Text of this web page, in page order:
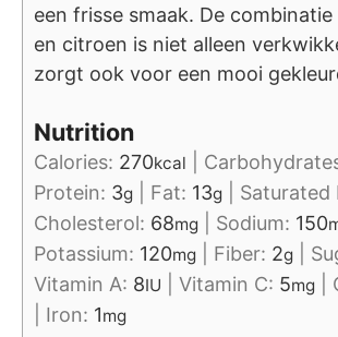
een frisse smaak. De combinatie
en citroen is niet alleen
zorgt ook voor een mooi
Nutrition
Calories: 270kcal
Protein: 3g Fat: 13g Saturated
Cholesterol: 68mg Sodium: 150
Potassium: 120mg Fiber: 2g
Vitamin A: 8IU Vitamin C: 5mg
Iron: 1mg